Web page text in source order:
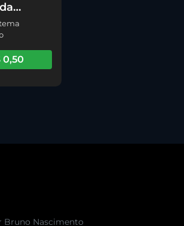
0,50
Bruno Nascimento